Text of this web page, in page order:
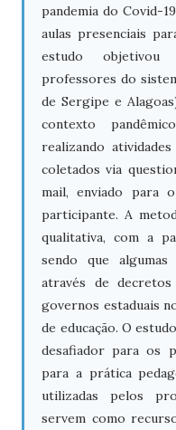
pandemia do Covid-
aulas presenciais
estudo objetivou
professores do
de Sergipe e
contexto
realizando
coletados via
mail, enviado para
participante. A
qualitativa, com a
sendo que
através de
governos estaduais
de educação. O
desafiador para os
para a prática
utilizadas pelos
servem como